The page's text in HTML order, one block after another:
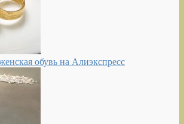
обувь на Алиэкспресс